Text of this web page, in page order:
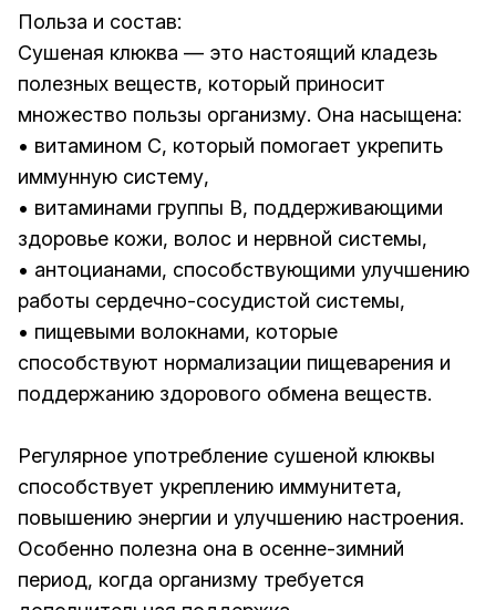
Польза и состав:
Сушеная клюква — это настоящий кладезь
полезных веществ, который приносит
множество пользы организму. Она насыщена:
• витамином C, который помогает укрепить
иммунную систему,
• витаминами группы B, поддерживающими
здоровье кожи, волос и нервной системы,
• антоцианами, способствующими улучшению
работы сердечно-сосудистой системы,
• пищевыми волокнами, которые
способствуют нормализации пищеварения и
поддержанию здорового обмена веществ.
Регулярное употребление сушеной клюквы
способствует укреплению иммунитета,
повышению энергии и улучшению настроения.
Особенно полезна она в осенне-зимний
период, когда организму требуется